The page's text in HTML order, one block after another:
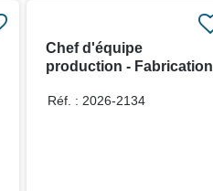
Chef d'équipe
production - Fabrication
Réf. : 2026-2134